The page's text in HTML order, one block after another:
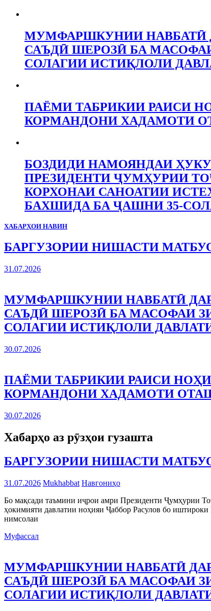
МУМФАРШКУНИИ НАВБАТӢ
САЪДӢ ШЕРОЗӢ БА
СОЛАГИИ ИСТИҚЛОЛИ
ПАЁМИ ТАБРИКИИ РАИСИ
КОРМАНДОНИ ХАДАМОТИ
БОЗДИДИ НАМОЯНДАИ
ПРЕЗИДЕНТИ ҶУМҲУРИИ
КОРХОНАИ САНОАТИИ
БАХШИДА БА ҶАШНИ 35-
ХАБАРҲОИ НАВИН
БАРГУЗОРИИ НИШАСТИ
31.07.2026
МУМФАРШКУНИИ НАВБАТӢ
САЪДӢ ШЕРОЗӢ БА МАСОФАИ
СОЛАГИИ ИСТИҚЛОЛИ
30.07.2026
ПАЁМИ ТАБРИКИИ РАИСИ
КОРМАНДОНИ ХАДАМОТИ
30.07.2026
Хабарҳо аз рӯзҳои гузашта
БАРГУЗОРИИ НИШАСТИ
31.07.2026 Mukhabbat Навгониҳо
Бо мақсади таъмини иҷрои амри Президенти Ҷумҳурии
ҳокимияти давлатии ноҳияи Ҷаббор Расулов бо
нимсолаи
Муфассал
МУМФАРШКУНИИ НАВБАТӢ
САЪДӢ ШЕРОЗӢ БА МАСОФАИ
СОЛАГИИ ИСТИҚЛОЛИ